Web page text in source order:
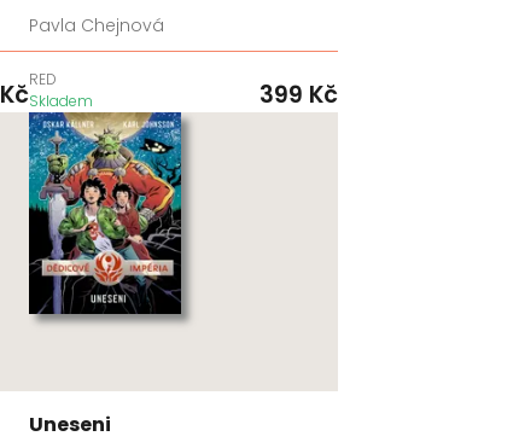
Kč
Pavla Chejnová
RED
Skladem
399 Kč
Uneseni